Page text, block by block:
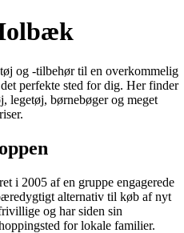
og -tilbehør til en overkommelig
perfekte sted for dig. Her finder
legetøj, børnebøger og meget
i 2005 af en gruppe engagerede
alternativ til køb af nyt
og har siden sin
for lokale familier.